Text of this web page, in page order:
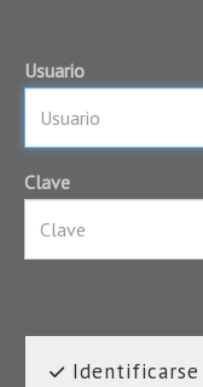
Usuario
Clave
Identificarse